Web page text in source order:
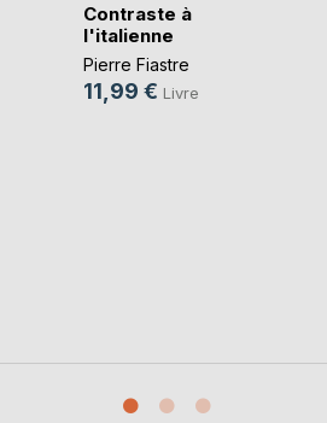
Contraste à
l'italienne
Pierre Fiastre
11,99 € Livre